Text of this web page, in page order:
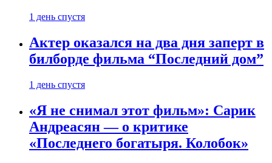
1 день спустя
Актер оказался на два дня заперт в
билборде фильма “Последний дом”
1 день спустя
«Я не снимал этот фильм»: Сарик
Андреасян — о критике
«Последнего богатыря. Колобок»